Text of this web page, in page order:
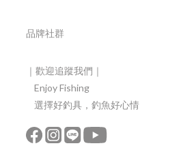
品牌社群
｜歡迎追蹤我們｜
Enjoy Fishing
選擇好釣具，釣魚好心情